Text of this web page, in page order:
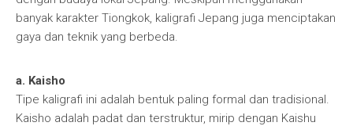
banyak karakter Tiongkok, kaligrafi Jepang juga menciptakan
gaya dan teknik yang berbeda.
a. Kaisho
Tipe kaligrafi ini adalah bentuk paling formal dan tradisional.
Kaisho adalah padat dan terstruktur, mirip dengan Kaishu